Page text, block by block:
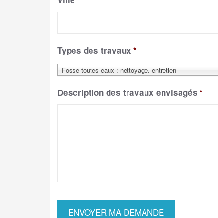
Types des travaux *
Fosse toutes eaux : nettoyage, entretien
Description des travaux envisagés *